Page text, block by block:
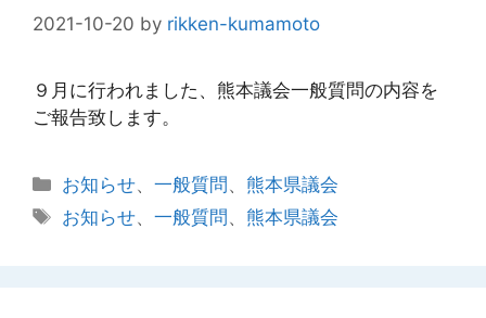
2021-10-20 by rikken-kumamoto
９月に行われました、熊本議会一般質問の内容を
ご報告致します。
カ
テ
お知らせ、一般質問 、熊本県議会
タ
お知らせ、一般質問 、熊本県議会